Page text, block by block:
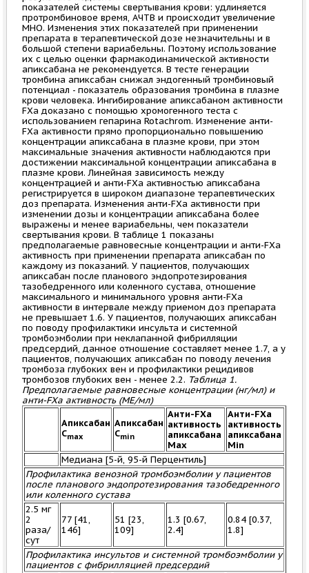
показателей системы свертывания крови: удлиняется
протромбиновое время, АЧТВ и происходит увеличение
МНО. Изменения этих показателей при применении
препарата в терапевтической дозе незначительны и в
большой степени вариабельны. Поэтому использование
их с целью оценки фармакодинамической активности
апиксабана не рекомендуется. В тесте генерации
тромбина апиксабан снижал эндогенный тромбиновый
потенциал - показатель образования тромбина в плазме
крови человека. Ингибирование апиксабаном активности
FXa доказано с помощью хромогенного теста с
использованием гепарина Rotachrom. Изменение анти-
FXa активности прямо пропорционально повышению
концентрации апиксабана в плазме крови, при этом
максимальные значения активности наблюдаются при
достижении максимальной концентрации апиксабана в
плазме крови. Линейная зависимость между
концентрацией и анти-FXa активностью апиксабана
регистрируется в широком диапазоне терапевтических
доз препарата. Изменения анти-FXa активности при
изменении дозы и концентрации апиксабана более
выражены и менее вариабельны, чем показатели
свертывания крови. В таблице 1 показаны
предполагаемые равновесные концентрации и анти-FXa
активность при применении препарата апиксабан по
каждому из показаний. У пациентов, получающих
апиксабан после планового эндопротезирования
тазобедренного или коленного сустава, отношение
максимального и минимального уровня анти-FXa
активности в интервале между приемом доз препарата
не превышает 1.6. У пациентов, получающих апиксабан
по поводу профилактики инсульта и системной
тромбоэмболии при неклапанной фибрилляции
предсердий, данное отношение составляет менее 1.7, а у
пациентов, получающих апиксабан по поводу лечения
тромбоза глубоких вен и профилактики рецидивов
тромбозов глубоких вен - менее 2.2. Таблица 1.
Предполагаемые равновесные концентрации (нг/мл) и
анти-FXa активность (МЕ/мл)
Апиксабан
Cmax
Апиксабан
Cmin
Анти-FXa
активность
апиксабана
Max
Анти-FXa
активность
апиксабана
Min
Медиана [5-й, 95-й Перцентиль]
Профилактика венозной тромбоэмболии у пациентов
после планового эндопротезирования тазобедренного
или коленного сустава
2.5 мг
2
раза/
сут
77 [41,
146]
51 [23,
109]
1.3 [0.67,
2.4]
0.84 [0.37,
1.8]
Профилактика инсультов и системной тромбоэмболии у
пациентов с фибрилляцией предсердий